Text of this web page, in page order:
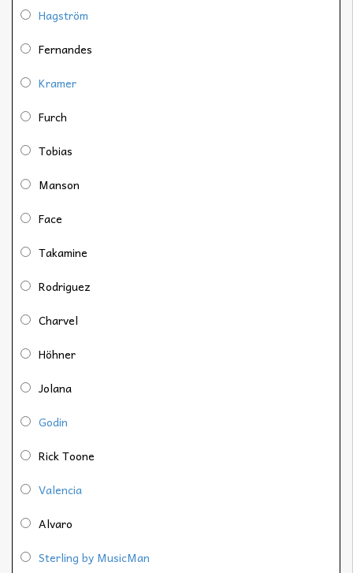
Hagström
Fernandes
Kramer
Furch
Tobias
Manson
Face
Takamine
Rodriguez
Charvel
Höhner
Jolana
Godin
Rick Toone
Valencia
Alvaro
Sterling by MusicMan